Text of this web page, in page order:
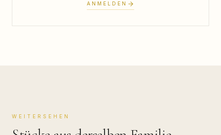
ANMELDEN
WEITERSEHEN